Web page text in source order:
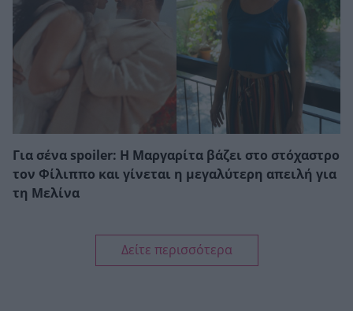
Για σένα spoiler: Η Μαργαρίτα βάζει στο στόχαστρο
τον Φίλιππο και γίνεται η μεγαλύτερη απειλή για
τη Μελίνα
Δείτε περισσότερα